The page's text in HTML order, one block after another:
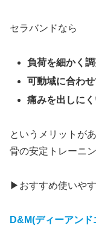
セラバンドなら
負荷を細かく
可動域に合わ
痛みを出しに
というメリットが
骨の安定トレーニ
▶︎おすすめ使いや
D&M(ディーアン